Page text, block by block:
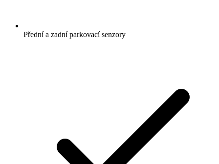
Přední a zadní parkovací senzory